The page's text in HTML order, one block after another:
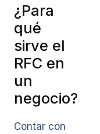
¿Para
qué
sirve el
RFC en
un
negocio?
Contar con